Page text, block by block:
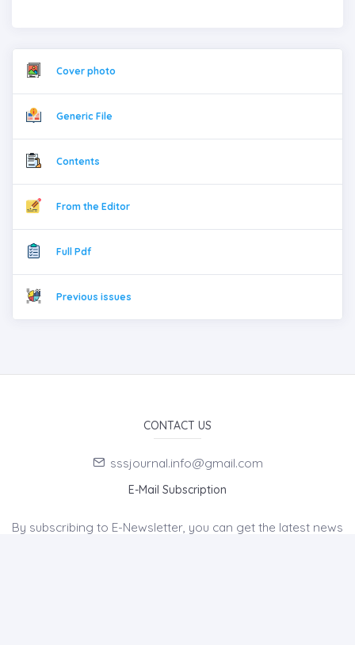
Cover photo
Generic File
Contents
From the Editor
Full Pdf
Previous issues
CONTACT US
sssjournal.info@gmail.com
E-Mail Subscription
By subscribing to E-Newsletter, you can get the latest news